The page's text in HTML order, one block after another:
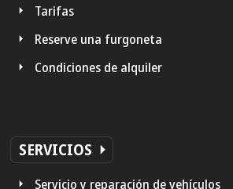
Tarifas
Reserve una furgoneta
Condiciones de alquiler
SERVICIOS
Servicio y reparación de vehículos